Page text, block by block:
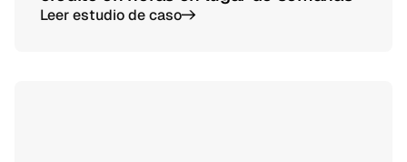
Leer estudio de caso->